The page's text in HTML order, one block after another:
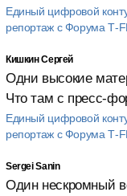
Единый цифровой
репортаж с Форума
Кишкин Сергей
Одни высокие
Что там с пресс-
Единый цифровой
репортаж с Форума
Sergei Sanin
Один нескромный